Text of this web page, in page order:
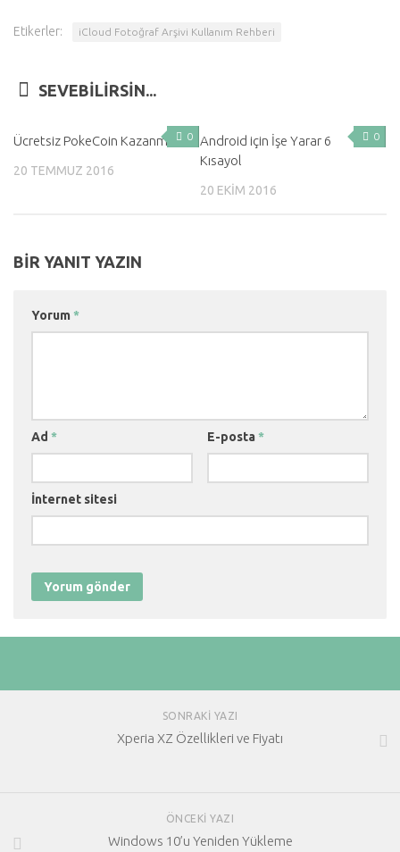
Etikerler: iCloud Fotoğraf Arşivi Kullanım Rehberi
SEVEBILIRSIN...
0
Ücretsiz PokeCoin Kazanmak
20 TEMMUZ 2016
0
Android için İşe Yarar 6
Kısayol
20 EKIM 2016
BIR YANIT YAZIN
Yorum *
Ad * E-posta *
İnternet sitesi
SONRAKI YAZI
Xperia XZ Özellikleri ve Fiyatı
ÖNCEKI YAZI
Windows 10’u Yeniden Yükleme